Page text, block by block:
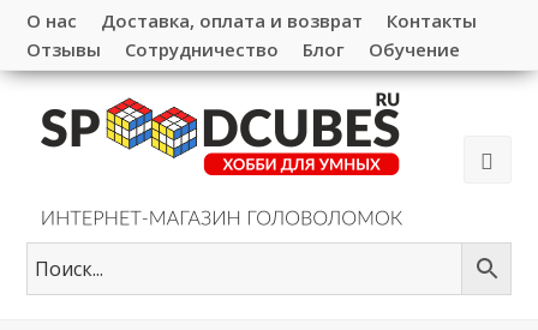
О нас Доставка, оплата и возврат
Контакты
Отзывы
Сотрудничество Блог Обучение